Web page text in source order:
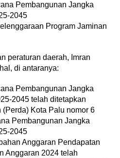
Pembangunan Jangka
2045
Program Jaminan
peraturan daerah, Imran
di antaranya:
Pembangunan Jangka
2045 telah ditetapkan
Kota Palu nomor 6
Pembangunan Jangka
2045
Anggaran Pendapatan
Anggaran 2024 telah